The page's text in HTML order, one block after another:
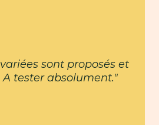
sont proposés et
tester absolument."